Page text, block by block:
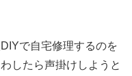
で自宅修理するのを
したら声掛けしようと